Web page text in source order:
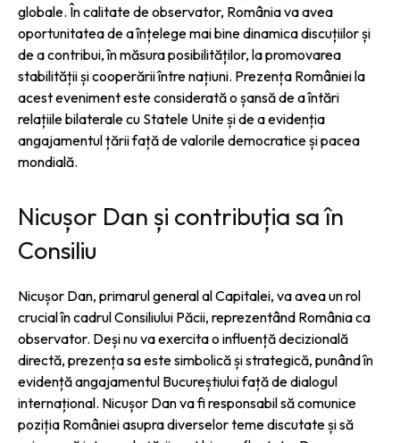
globale. În calitate de observator, România va avea
oportunitatea de a înțelege mai bine dinamica discuțiilor și
de a contribui, în măsura posibilităților, la promovarea
stabilității și cooperării între națiuni. Prezența României la
acest eveniment este considerată o șansă de a întări
relațiile bilaterale cu Statele Unite și de a evidenția
angajamentul țării față de valorile democratice și pacea
mondială.
Nicușor Dan și contribuția sa în
Consiliu
Nicușor Dan, primarul general al Capitalei, va avea un rol
crucial în cadrul Consiliului Păcii, reprezentând România ca
observator. Deși nu va exercita o influență decizională
directă, prezența sa este simbolică și strategică, punând în
evidență angajamentul Bucureștiului față de dialogul
internațional. Nicușor Dan va fi responsabil să comunice
poziția României asupra diverselor teme discutate și să